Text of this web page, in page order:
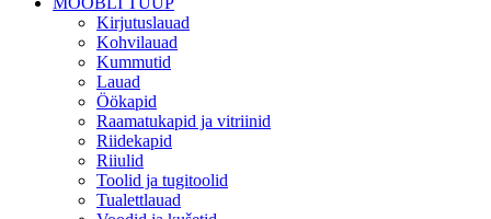
Kirjutuslauad
Kohvilauad
Kummutid
Lauad
Öökapid
Raamatukapid ja vitriinid
Riidekapid
Riiulid
Toolid ja tugitoolid
Tualettlauad